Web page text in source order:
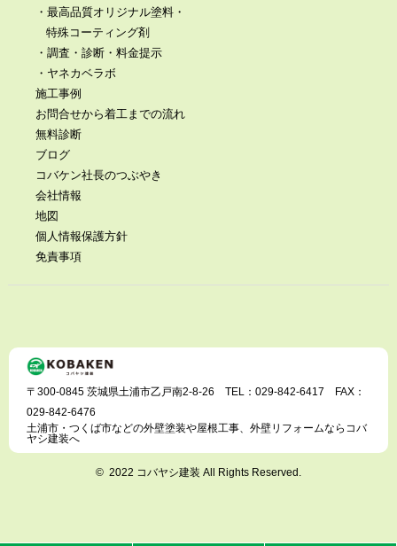
・最高品質オリジナル塗料・
特殊コーティング剤
・調査・診断・料金提示
・ヤネカベラボ
施工事例
お問合せから着工までの流れ
無料診断
ブログ
コバケン社長のつぶやき
会社情報
地図
個人情報保護方針
免責事項
〒300-0845 茨城県土浦市乙戸南2-8-26 TEL：029-842-6417 FAX：
029-842-6476
土浦市・つくば市などの外壁塗装や屋根工事、外壁リフォームならコバ
ヤシ建装へ
© 2022 コバヤシ建装 All Rights Reserved.